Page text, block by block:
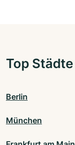
Top Städte
Berlin
München